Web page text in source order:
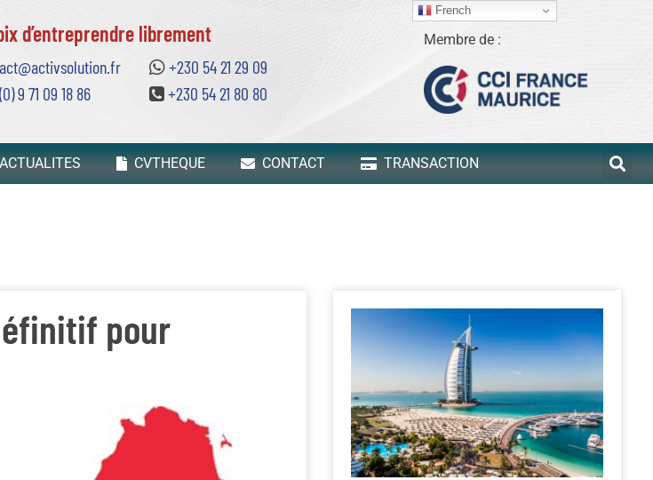
d’entreprendre librement
+230 54 21 29 09
9 71 09 18 86
+230 54 21 80 80
Membre de :
CVTHEQUE CONTACT TRANSACTION
pour
French